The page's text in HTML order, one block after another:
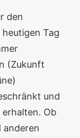
den
Tag
(Zukunft
und
erhalten. Ob
anderen